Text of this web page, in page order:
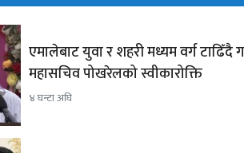
एमालेबाट युवा र शहरी मध्यम वर्ग टाढिँदै
महासचिव पोखरेलको स्वीकारोक्ति
४ घन्टा अघि